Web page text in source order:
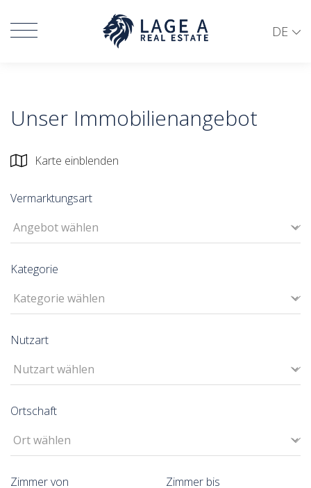
DE
Unser Immobilienangebot
Karte einblenden
Vermarktungsart
Kategorie
Nutzart
Ortschaft
Zimmer von Zimmer bis